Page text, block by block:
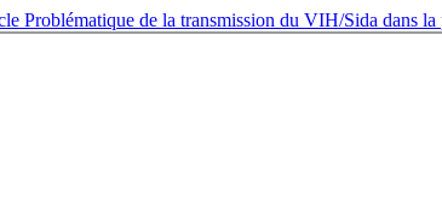
Problématique de la transmission du VIH/Sida dans